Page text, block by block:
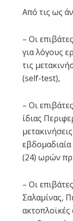
Από τις ως
– Οι
για λόγους
τις
(self-test),
– Οι
ίδιας
(24) ωρών
– Οι
Σαλαμίνας,